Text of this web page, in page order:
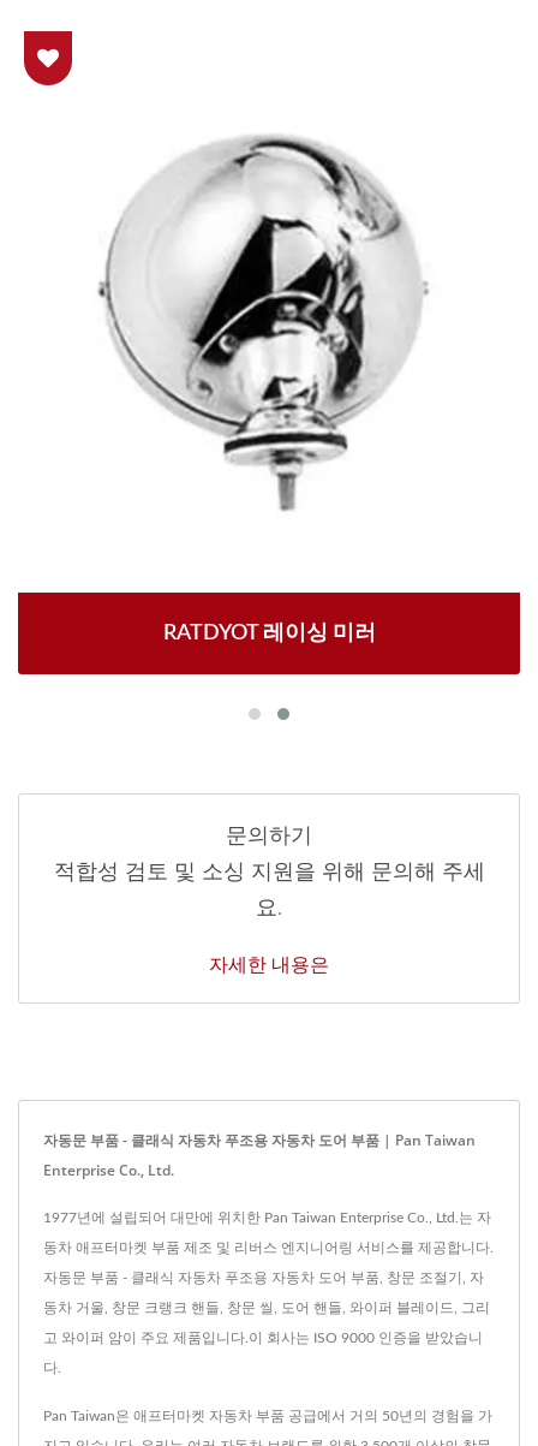
RATDYOT 레이싱 미러
문의하기
적합성 검토 및 소싱 지원을 위해 문의해 주세
요.
자세한 내용은
자동문 부품 - 클래식 자동차 푸조용 자동차 도어 부품 | Pan Taiwan
Enterprise Co., Ltd.
1977년에 설립되어 대만에 위치한 Pan Taiwan Enterprise Co., Ltd.는 자
동차 애프터마켓 부품 제조 및 리버스 엔지니어링 서비스를 제공합니다.
자동문 부품 - 클래식 자동차 푸조용 자동차 도어 부품, 창문 조절기, 자
동차 거울, 창문 크랭크 핸들, 창문 씰, 도어 핸들, 와이퍼 블레이드, 그리
고 와이퍼 암이 주요 제품입니다.이 회사는 ISO 9000 인증을 받았습니
다.
Pan Taiwan은 애프터마켓 자동차 부품 공급에서 거의 50년의 경험을 가